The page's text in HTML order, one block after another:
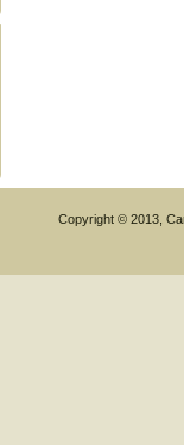
Copyright © 2013,